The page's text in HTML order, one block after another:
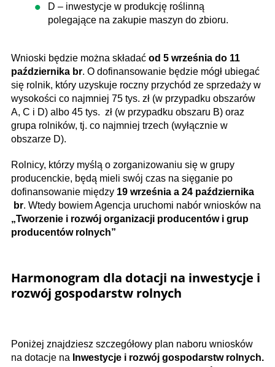
D – inwestycje w produkcję roślinną
polegające na zakupie maszyn do zbioru.
Wnioski będzie można składać od 5 września do 11
października br. O dofinansowanie będzie mógł ubiegać
się rolnik, który uzyskuje roczny przychód ze sprzedaży w
wysokości co najmniej 75 tys. zł (w przypadku obszarów
A, C i D) albo 45 tys. zł (w przypadku obszaru B) oraz
grupa rolników, tj. co najmniej trzech (wyłącznie w
obszarze D).
Rolnicy, którzy myślą o zorganizowaniu się w grupy
producenckie, będą mieli swój czas na sięganie po
dofinansowanie między 19 września a 24 października
br. Wtedy bowiem Agencja uruchomi nabór wniosków na
„Tworzenie i rozwój organizacji producentów i grup
producentów rolnych”
Harmonogram dla dotacji na inwestycje i
rozwój gospodarstw rolnych
Poniżej znajdziesz szczegółowy plan naboru wniosków
na dotacje na Inwestycje i rozwój gospodarstw rolnych.